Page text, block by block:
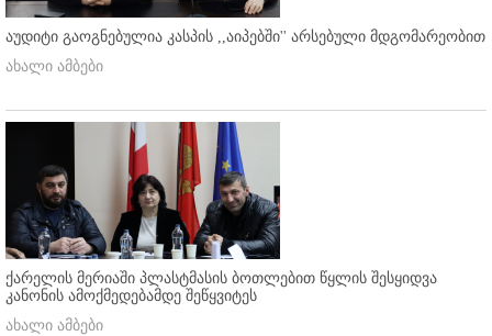
აუდიტი გაოგნებულია კასპის ,,აიპებში'' არსებული მდგომარეობით
ახალი ამბები
ქარელის მერიაში პლასტმასის ბოთლებით წყლის შესყიდვა
კანონის ამოქმედებამდე შეწყვიტეს
ახალი ამბები